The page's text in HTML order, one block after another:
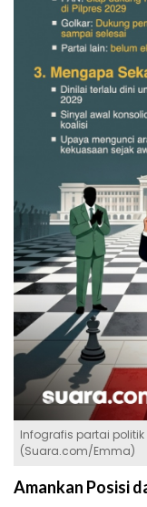
Infografis partai
(Suara.com/Emma)
Amankan Posisi